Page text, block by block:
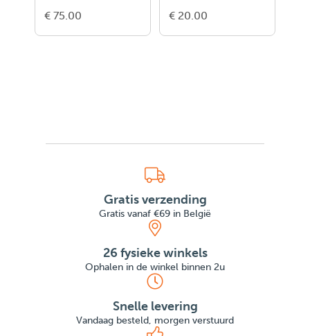
€ 75.00 € 20.00
Gratis verzending
Gratis vanaf €69 in België
26 fysieke winkels
Ophalen in de winkel binnen 2u
Snelle levering
Vandaag besteld, morgen verstuurd